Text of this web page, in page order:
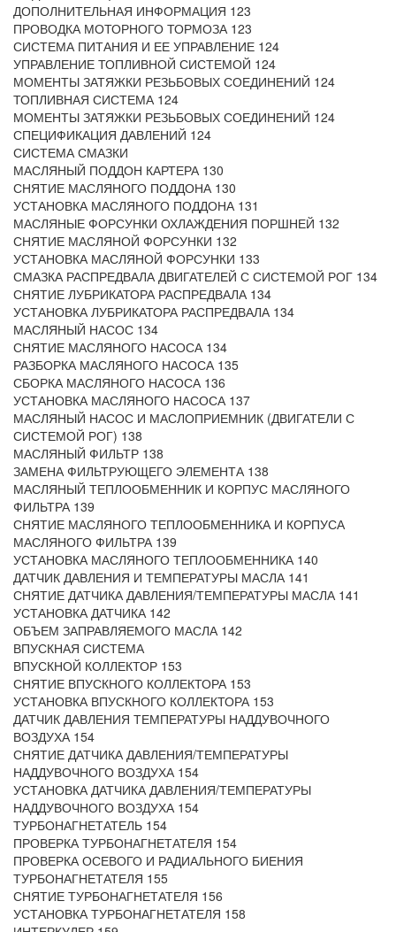
ДОПОЛНИТЕЛЬНАЯ ИНФОРМАЦИЯ 123
ПРОВОДКА МОТОРНОГО ТОРМОЗА 123
СИСТЕМА ПИТАНИЯ И ЕЕ УПРАВЛЕНИЕ 124
УПРАВЛЕНИЕ ТОПЛИВНОЙ СИСТЕМОЙ 124
МОМЕНТЫ ЗАТЯЖКИ РЕЗЬБОВЫХ СОЕДИНЕНИЙ 124
ТОПЛИВНАЯ СИСТЕМА 124
МОМЕНТЫ ЗАТЯЖКИ РЕЗЬБОВЫХ СОЕДИНЕНИЙ 124
СПЕЦИФИКАЦИЯ ДАВЛЕНИЙ 124
СИСТЕМА СМАЗКИ
МАСЛЯНЫЙ ПОДДОН КАРТЕРА 130
СНЯТИЕ МАСЛЯНОГО ПОДДОНА 130
УСТАНОВКА МАСЛЯНОГО ПОДДОНА 131
МАСЛЯНЫЕ ФОРСУНКИ ОХЛАЖДЕНИЯ ПОРШНЕЙ 132
СНЯТИЕ МАСЛЯНОЙ ФОРСУНКИ 132
УСТАНОВКА МАСЛЯНОЙ ФОРСУНКИ 133
СМАЗКА РАСПРЕДВАЛА ДВИГАТЕЛЕЙ С СИСТЕМОЙ РОГ 134
СНЯТИЕ ЛУБРИКАТОРА РАСПРЕДВАЛА 134
УСТАНОВКА ЛУБРИКАТОРА РАСПРЕДВАЛА 134
МАСЛЯНЫЙ НАСОС 134
СНЯТИЕ МАСЛЯНОГО НАСОСА 134
РАЗБОРКА МАСЛЯНОГО НАСОСА 135
СБОРКА МАСЛЯНОГО НАСОСА 136
УСТАНОВКА МАСЛЯНОГО НАСОСА 137
МАСЛЯНЫЙ НАСОС И МАСЛОПРИЕМНИК (ДВИГАТЕЛИ С
СИСТЕМОЙ РОГ) 138
МАСЛЯНЫЙ ФИЛЬТР 138
ЗАМЕНА ФИЛЬТРУЮЩЕГО ЭЛЕМЕНТА 138
МАСЛЯНЫЙ ТЕПЛООБМЕННИК И КОРПУС МАСЛЯНОГО
ФИЛЬТРА 139
СНЯТИЕ МАСЛЯНОГО ТЕПЛООБМЕННИКА И КОРПУСА
МАСЛЯНОГО ФИЛЬТРА 139
УСТАНОВКА МАСЛЯНОГО ТЕПЛООБМЕННИКА 140
ДАТЧИК ДАВЛЕНИЯ И ТЕМПЕРАТУРЫ МАСЛА 141
СНЯТИЕ ДАТЧИКА ДАВЛЕНИЯ/ТЕМПЕРАТУРЫ МАСЛА 141
УСТАНОВКА ДАТЧИКА 142
ОБЪЕМ ЗАПРАВЛЯЕМОГО МАСЛА 142
ВПУСКНАЯ СИСТЕМА
ВПУСКНОЙ КОЛЛЕКТОР 153
СНЯТИЕ ВПУСКНОГО КОЛЛЕКТОРА 153
УСТАНОВКА ВПУСКНОГО КОЛЛЕКТОРА 153
ДАТЧИК ДАВЛЕНИЯ ТЕМПЕРАТУРЫ НАДДУВОЧНОГО
ВОЗДУХА 154
СНЯТИЕ ДАТЧИКА ДАВЛЕНИЯ/ТЕМПЕРАТУРЫ
НАДДУВОЧНОГО ВОЗДУХА 154
УСТАНОВКА ДАТЧИКА ДАВЛЕНИЯ/ТЕМПЕРАТУРЫ
НАДДУВОЧНОГО ВОЗДУХА 154
ТУРБОНАГНЕТАТЕЛЬ 154
ПРОВЕРКА ТУРБОНАГНЕТАТЕЛЯ 154
ПРОВЕРКА ОСЕВОГО И РАДИАЛЬНОГО БИЕНИЯ
ТУРБОНАГНЕТАТЕЛЯ 155
СНЯТИЕ ТУРБОНАГНЕТАТЕЛЯ 156
УСТАНОВКА ТУРБОНАГНЕТАТЕЛЯ 158